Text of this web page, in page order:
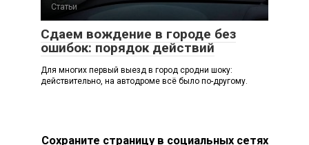
Статьи
Сдаем вождение в городе без
ошибок: порядок действий
Для многих первый выезд в город сродни шоку:
действительно, на автодроме всё было по-другому.
Сохраните страницу в социальных сетях